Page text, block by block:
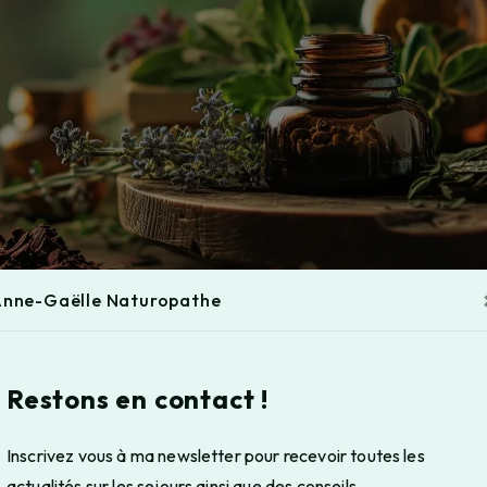
Gaëlle Naturopathe
Restons en contact !
Inscrivez vous à ma newsletter pour recevoir toutes les